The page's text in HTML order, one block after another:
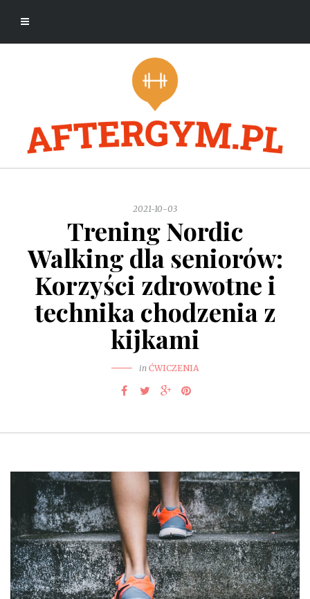
2021-10-03
Trening Nordic
Walking dla seniorów:
Korzyści zdrowotne i
technika chodzenia z
kijkami
in ĆWICZENIA